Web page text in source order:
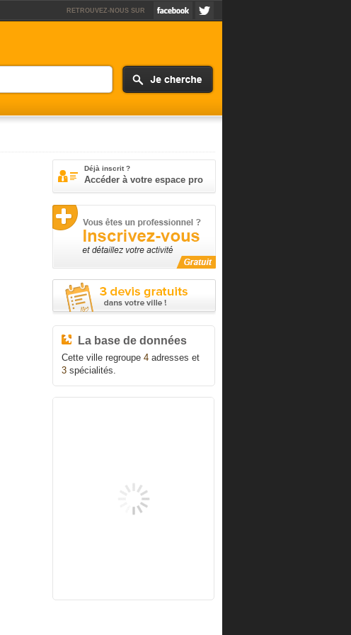
RETROUVEZ-NOUS SUR
Déjà inscrit ?
Accéder à votre espace pro
La base de données
Cette ville regroupe 4adresses et
3spécialités.